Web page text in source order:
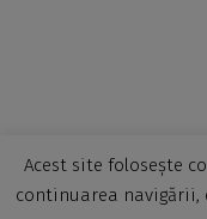
Acest site folosește
continuarea navigării,